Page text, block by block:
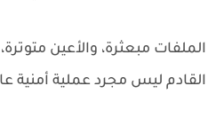
الملفات مبعثرة، والأعين
القادم ليس مجرد عملية أمنية